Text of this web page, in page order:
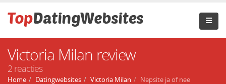
Victoria Milan review
2 reacties
Home Datingwebsites Victoria Milan Nepsite ja of nee